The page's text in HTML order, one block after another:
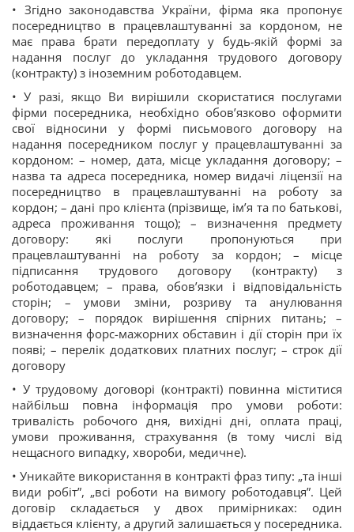
• Згідно законодавства України, фірма яка пропонує
посередництво в працевлаштуванні за кордоном, не
має права брати передоплату у будь-якій формі за
надання послуг до укладання трудового договору
(контракту) з іноземним роботодавцем.
• У разі, якщо Ви вирішили скористатися послугами
фірми посередника, необхідно обов’язково оформити
свої відносини у формі письмового договору на
надання посередником послуг у працевлаштуванні за
кордоном: – номер, дата, місце укладання договору; –
назва та адреса посередника, номер видачі ліцензії на
посередництво в працевлаштуванні на роботу за
кордон; – дані про клієнта (прізвище, ім’я та по батькові,
адреса проживання тощо); – визначення предмету
договору: які послуги пропонуються при
працевлаштуванні на роботу за кордон; – місце
підписання трудового договору (контракту) з
роботодавцем; – права, обов’язки і відповідальність
сторін; – умови зміни, розриву та анулювання
договору; – порядок вирішення спірних питань; –
визначення форс-мажорних обставин і дії сторін при їх
появі; – перелік додаткових платних послуг; – строк дії
договору
• У трудовому договорі (контракті) повинна міститися
найбільш повна інформація про умови роботи:
тривалість робочого дня, вихідні дні, оплата праці,
умови проживання, страхування (в тому числі від
нещасного випадку, хвороби, медичне).
• Уникайте використання в контракті фраз типу: „та інші
види робіт”, „всі роботи на вимогу роботодавця”. Цей
договір складається у двох примірниках: один
віддається клієнту, а другий залишається у посередника.